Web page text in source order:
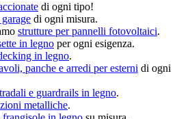
di ogni tipo!
di ogni misura.
strutture per pannelli fotovoltaici.
in legno per ogni esigenza.
in legno.
panche e arredi per esterni di ogni
e guardrails in legno.
metalliche.